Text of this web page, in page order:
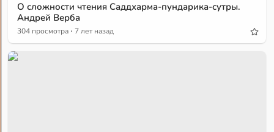
О сложности чтения Саддхарма-пундарика-сутры.
Андрей Верба
304 просмотра · 7 лет назад